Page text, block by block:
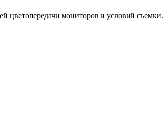
цветопередачи мониторов и условий съемки.